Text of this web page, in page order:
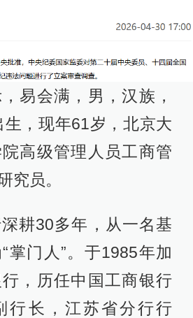
易会满，男，汉族，
，现年61岁，北京大
高级管理人员工商管
究员。
耕30多年，从一名基
掌门人”。于1985年加
，历任中国工商银行
行长，江苏省分行行